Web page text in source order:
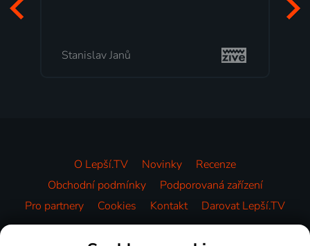
Stanislav Janů
O Lepší.TV Novinky
Recenze
Obchodní podmínky
Podporovaná zařízení
Pro partnery
Cookies Kontakt Darovat Lepší.TV